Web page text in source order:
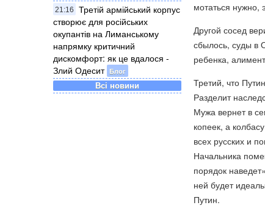
21:16
Третій армійський корпус
створює для російських
окупантів на Лиманському
напрямку критичний
дискомфорт: як це вдалося -
Злий Одесит Блог
Всі новини
мотаться нужно,
Другой сосед
сбылось, суды в
ребенка,
Третий, что
Разделит
Мужа вернет в
копеек, а
всех русских и
Начальника
порядок
ней будет
Путин.